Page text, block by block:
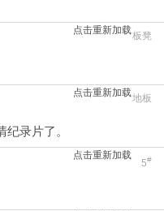
点击重新加载板凳
点击重新加载地板
录片了。
点击重新加载
5#